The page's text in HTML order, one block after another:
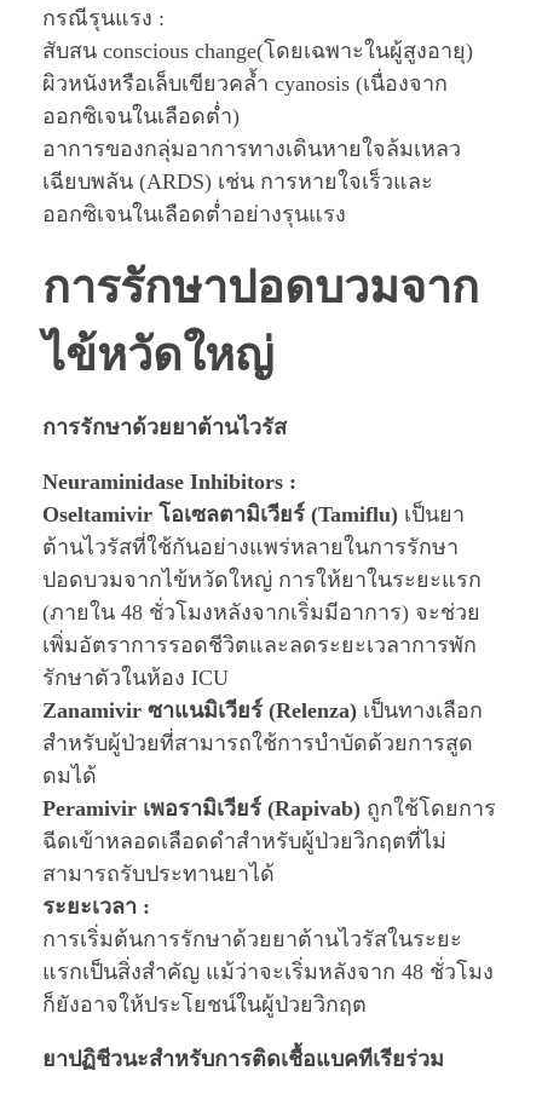
กรณีรุนแรง :
สับสน conscious change(โดยเฉพาะในผู้สูงอายุ)
ผิวหนังหรือเล็บเขียวคล้ำ cyanosis (เนื่องจาก
ออกซิเจนในเลือดต่ำ)
อาการของกลุ่มอาการทางเดินหายใจล้มเหลว
เฉียบพลัน (ARDS) เช่น การหายใจเร็วและ
ออกซิเจนในเลือดต่ำอย่างรุนแรง
การรักษาปอดบวมจาก
ไข้หวัดใหญ่
การรักษาด้วยยาต้านไวรัส
Neuraminidase Inhibitors :
Oseltamivir โอเซลตามิเวียร์ (Tamiflu) เป็นยา
ต้านไวรัสที่ใช้กันอย่างแพร่หลายในการรักษา
ปอดบวมจากไข้หวัดใหญ่ การให้ยาในระยะแรก
(ภายใน 48 ชั่วโมงหลังจากเริ่มมีอาการ) จะช่วย
เพิ่มอัตราการรอดชีวิตและลดระยะเวลาการพัก
รักษาตัวในห้อง ICU
Zanamivir ซาแนมิเวียร์ (Relenza) เป็นทางเลือก
สำหรับผู้ป่วยที่สามารถใช้การบำบัดด้วยการสูด
ดมได้
Peramivir เพอรามิเวียร์ (Rapivab) ถูกใช้โดยการ
ฉีดเข้าหลอดเลือดดำสำหรับผู้ป่วยวิกฤตที่ไม่
สามารถรับประทานยาได้
ระยะเวลา :
การเริ่มต้นการรักษาด้วยยาต้านไวรัสในระยะ
แรกเป็นสิ่งสำคัญ แม้ว่าจะเริ่มหลังจาก 48 ชั่วโมง
ก็ยังอาจให้ประโยชน์ในผู้ป่วยวิกฤต
ยาปฏิชีวนะสำหรับการติดเชื้อแบคทีเรียร่วม